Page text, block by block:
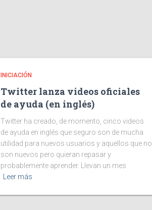
INICIACIÓN
Twitter lanza videos oficiales
de ayuda (en inglés)
Twitter ha creado, de momento, cinco videos
de ayuda en inglés que seguro son de mucha
utilidad para nuevos usuarios y aquellos que no
son nuevos pero quieran repasar y
probablemente aprender. Llevan un mes
Leer más